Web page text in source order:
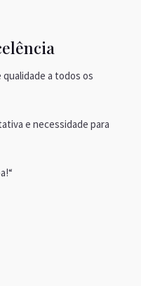
qualidade a todos os
e necessidade para
“